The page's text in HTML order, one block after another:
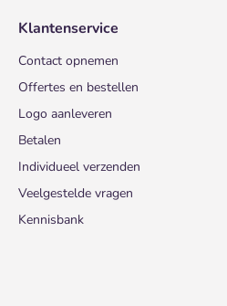
Klantenservice
Contact opnemen
Offertes en bestellen
Logo aanleveren
Betalen
Individueel verzenden
Veelgestelde vragen
Kennisbank